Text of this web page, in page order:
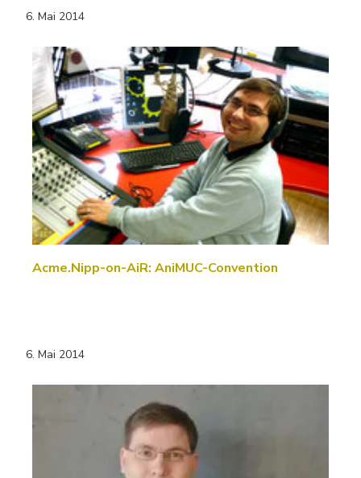
6. Mai 2014
Acme.Nipp-on-AiR: AniMUC-Convention
6. Mai 2014